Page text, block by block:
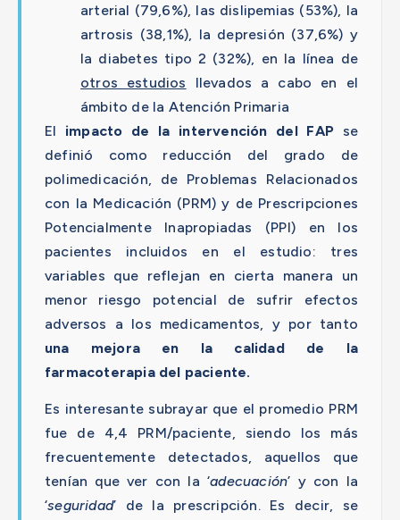
arterial (79,6%), las dislipemias (53%), la
artrosis (38,1%), la depresión (37,6%) y
la diabetes tipo 2 (32%), en la línea de
otros estudios llevados a cabo en el
ámbito de la Atención Primaria
El impacto de la intervención del FAPse
definió como reducción del grado de
polimedicación, de Problemas Relacionados
con la Medicación (PRM) y de Prescripciones
Potencialmente Inapropiadas (PPI) en los
pacientes incluidos en el estudio: tres
variables que reflejan en cierta manera un
menor riesgo potencial de sufrir efectos
adversos a los medicamentos, y por tanto
una mejora en la calidad de la
farmacoterapia del paciente.
Es interesante subrayar que el promedio PRM
fue de 4,4 PRM/paciente, siendo los más
frecuentemente detectados, aquellos que
tenían que ver con la ‘adecuación’ y con la
‘seguridad’ de la prescripción. Es decir, se